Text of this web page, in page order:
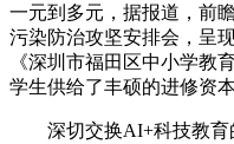
一元到多元，据报道，前
污染防治攻坚安排会，呈
《深圳市福田区中小学教
学生供给了丰硕的进修资
深切交换AI+科技教育